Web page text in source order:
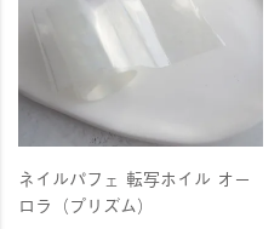
ネイルパフェ 転写ホイル オー
ロラ（プリズム）